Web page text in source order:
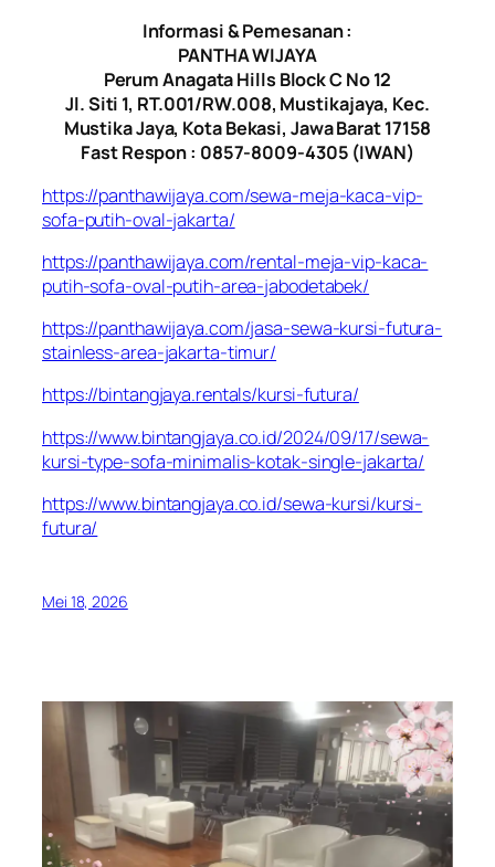
Informasi & Pemesanan :
PANTHA WIJAYA
Perum Anagata Hills Block C No 12
Jl. Siti 1, RT.001/RW.008, Mustikajaya, Kec.
Mustika Jaya, Kota Bekasi, Jawa Barat 17158
Fast Respon : 0857-8009-4305 (IWAN)
https://panthawijaya.com/sewa-meja-kaca-vip-
sofa-putih-oval-jakarta/
https://panthawijaya.com/rental-meja-vip-kaca-
putih-sofa-oval-putih-area-jabodetabek/
https://panthawijaya.com/jasa-sewa-kursi-futura-
stainless-area-jakarta-timur/
https://bintangjaya.rentals/kursi-futura/
https://www.bintangjaya.co.id/2024/09/17/sewa-
kursi-type-sofa-minimalis-kotak-single-jakarta/
https://www.bintangjaya.co.id/sewa-kursi/kursi-
futura/
Mei 18, 2026